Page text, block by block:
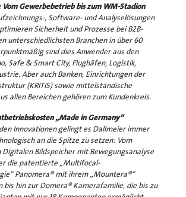
Vom Gewerbebetrieb bis zum WM-Stadion
, Software- und Analyselösungen
Sicherheit und Prozesse bei B2B-
unterschiedlichsten Branchen in über 60
sind dies Anwender aus den
Safe & Smart City, Flughäfen, Logistik,
Aber auch Banken, Einrichtungen der
(KRITIS) sowie mittelständische
allen Bereichen gehören zum Kundenkreis.
„Made in Germany“
Innovationen gelingt es Dallmeier immer
an die Spitze zu setzen: Vom
Bildspeicher mit Bewegungsanalyse
die patentierte „Multifocal-
Panomera® mit ihrem „Mountera®“
hin zur Domera® Kamerafamilie, die bis zu